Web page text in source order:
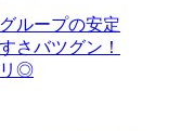
ループの安定
さバツグン！
リ◎